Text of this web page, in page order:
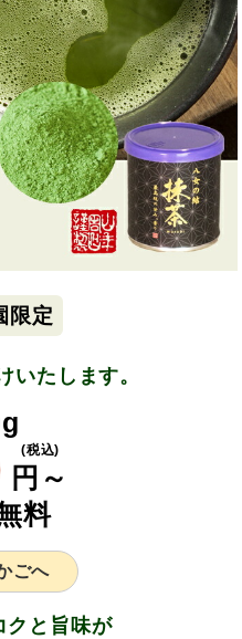
限定
いたします。
円～
(税込)
料
ごへ
クと旨味が